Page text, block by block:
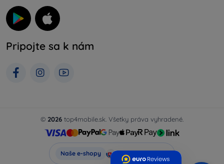
Pripojte sa k nám
© 2026 top4mobile.sk. Všetky práva vyhradené.
Naše e-shopy Top4Mobile.sk